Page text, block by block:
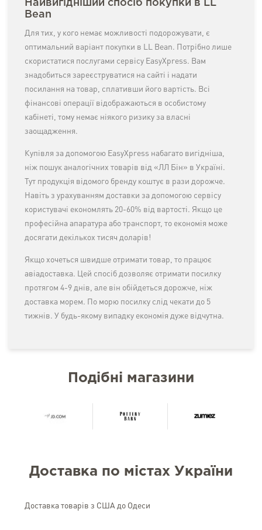
Найвигідніший спосіб покупки в LL
Bean
Для тих, у кого немає можливості подорожувати, є
оптимальний варіант покупки в LL Bean. Потрібно лише
скористатися послугами сервісу EasyXpress. Вам
знадобиться зареєструватися на сайті і надати
посилання на товар, сплативши його вартість. Всі
фінансові операції відображаються в особистому
кабінеті, тому немає ніякого ризику за власні
заощадження.
Купівля за допомогою EasyXpress набагато вигідніша,
ніж пошук аналогічних товарів від «ЛЛ Бін» в Україні.
Тут продукція відомого бренду коштує в рази дорожче.
Навіть з урахуванням доставки за допомогою сервісу
користувачі економлять 20-60% від вартості. Якщо це
професійна апаратура або транспорт, то економія може
досягати декількох тисяч доларів!
Якщо хочеться швидше отримати товар, то працює
авіадоставка. Цей спосіб дозволяє отримати посилку
протягом 4-9 днів, але він обійдеться дорожче, ніж
доставка морем. По морю посилку слід чекати до 5
тижнів. У будь-якому випадку економія дуже відчутна.
Подібні магазини
Доставка по містах України
Доставка товарів з США до Одеси